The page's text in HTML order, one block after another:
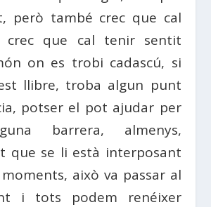
però també crec que cal
crec que cal tenir sentit
on es trobi cadascú, si
llibre, troba algun punt
potser el pot ajudar per
barrera, almenys,
que se li està interposant
això va passar al
i tots podem renéixer